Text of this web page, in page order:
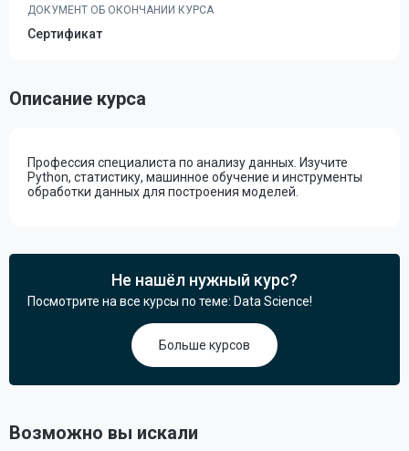
ДОКУМЕНТ ОБ ОКОНЧАНИИ КУРСА
Сертификат
Описание курса
Профессия специалиста по анализу данных. Изучите
Python, статистику, машинное обучение и инструменты
обработки данных для построения моделей.
Не нашёл нужный курс?
Посмотрите на все курсы по теме: Data Science!
Больше курсов
Возможно вы искали